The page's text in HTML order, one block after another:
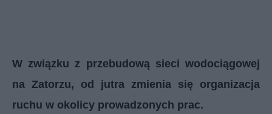
W związku z przebudową sieci wodociągowej
na Zatorzu, od jutra zmienia się organizacja
ruchu w okolicy prowadzonych prac.